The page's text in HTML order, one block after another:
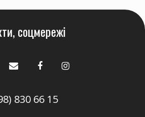
соцмережі
830 66 15